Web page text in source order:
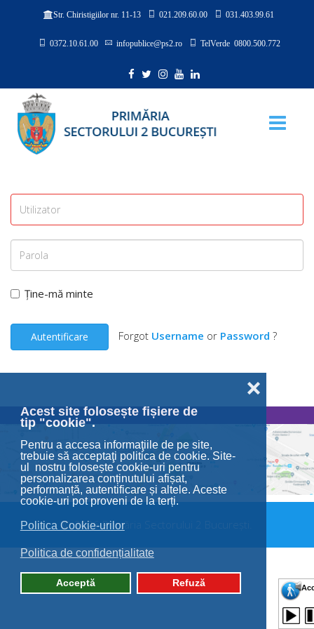
Acest site folosește fișiere de
tip "cookie".
Pentru a accesa informaţiile de pe site,
trebuie să acceptaţi politica de cookie. Site-
ul nostru folosește cookie-uri pentru
personalizarea conținutului afișat,
performanță, autentificare și altele. Aceste
cookie-uri pot proveni de la terți.
Politica Cookie-urilor
Politica de confidențialitate
Acceptă Refuză
❌
Str. Chiristigiilor nr. 11-13 021.209.60.00 031.403.99.61
0372.10.61.00 infopublice@ps2.ro TelVerde 0800.500.772
Ține-mă minte
Autentificare Forgot Username or Password ?
© 2026 Primăria Sectorului 2 București.